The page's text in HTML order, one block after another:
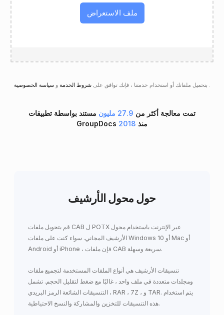
ملف الاستعراض
بتحميل ملفاتك أو استخدام خدمتنا ، فإنك توافق علىشروط الخدمةو .
تمت معالجة أكثر من 27.9 مليون
مستند بواسطة تطبيقات
GroupDocs منذ 2018
حول محول الأرشيف
قم بتحويل ملفات CAB ل POTX عبر الإنترنت باستخدام محول
الأرشيف المجاني. سواء كنت على ملفات Windows 10 أو Mac أو
Android أو iPhone ، فإن ملفات CAB سريعة وسهلة.
تنسيقات الأرشيف هي أنواع الملفات المستخدمة لتجميع ملفات
ومجلدات متعددة في ملف واحد ، غالبًا مع ضغط لتقليل الحجم. تشمل
التنسيقات الشائعة الرمز البريدي ، RAR ، 7Z ، و TAR. يتم استخدام
هذه التنسيقات للتخزين والمشاركة والنسخ الاحتياطية.